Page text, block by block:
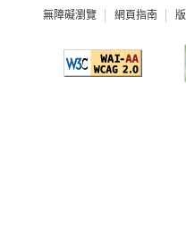
無障礙瀏覽 網頁指南